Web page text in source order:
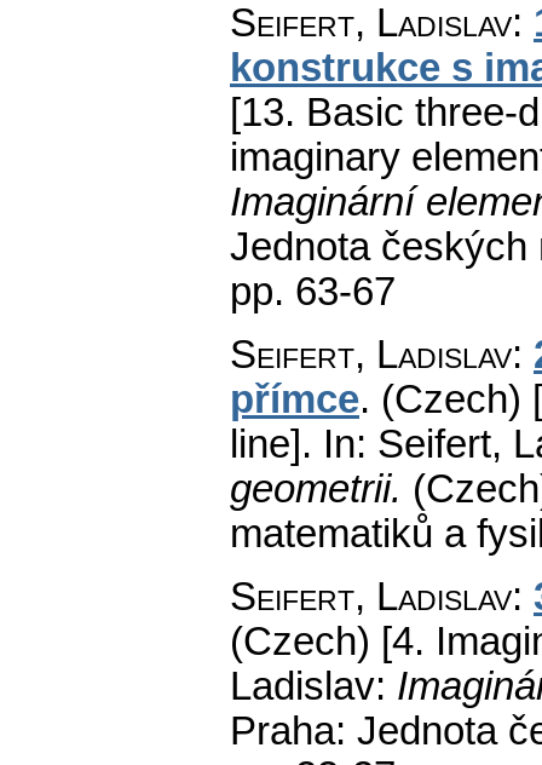
Seifert, Ladislav:
konstrukce s
[13. Basic three-
imaginary
Imaginární
Jednota českých
pp. 63-67
Seifert, Ladislav:
přímce. (Czech)
line]. In: Seifert,
geometrii.
matematiků a
Seifert, Ladislav:
(Czech) [4.
Ladislav:
Praha: Jednota